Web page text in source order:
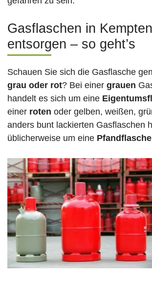
Gasflaschen in
entsorgen – so geht’s
Schauen Sie sich die Gasflasche
grau oder rot? Bei einer grauen
handelt es sich um eine
einer roten oder gelben, weißen,
anders bunt lackierten Gasflaschen
üblicherweise um eine Pfandflasche